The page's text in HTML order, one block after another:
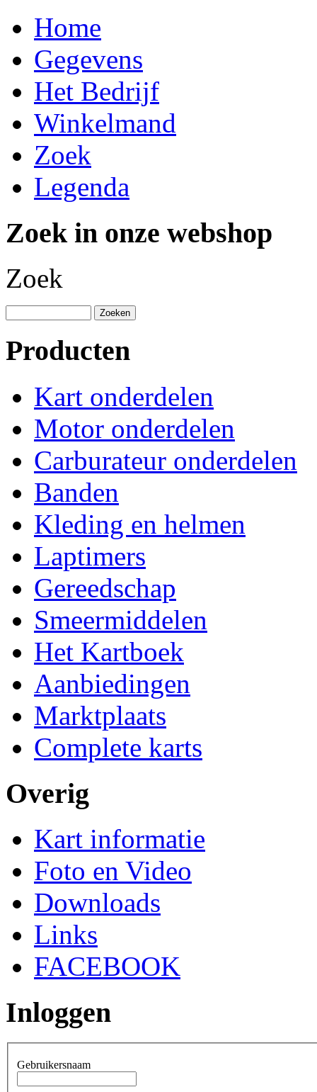
Home
Gegevens
Het Bedrijf
Winkelmand
Zoek
Legenda
Zoek in onze webshop
Zoek
Producten
Kart onderdelen
Motor onderdelen
Carburateur onderdelen
Banden
Kleding en helmen
Laptimers
Gereedschap
Smeermiddelen
Het Kartboek
Aanbiedingen
Marktplaats
Complete karts
Overig
Kart informatie
Foto en Video
Downloads
Links
FACEBOOK
Inloggen
Gebruikersnaam